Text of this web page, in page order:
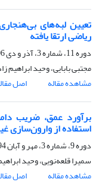
تعیین لبه‌های
ریاضی ارتقا یافته
دوره 11، شماره 3، آذر و دی 1396، صفحه
مجتبی بابایی، وحید ابراهیم
مشاهده مقاله
اصل
برآورد عمق، ضریب
استفاده از وارون‌سازی
دوره 9، شماره 3، مهر و آبان 1394، صفحه
سمیرا قلعه‌نویی، وحید
مشاهده مقاله
اصل